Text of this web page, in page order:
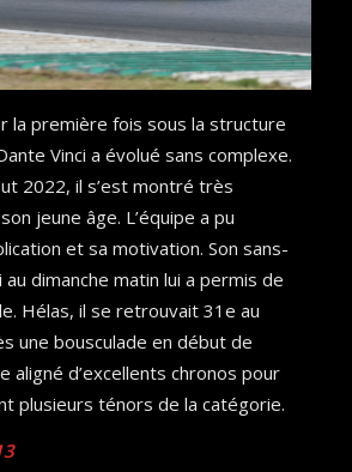
la première fois sous la structure
Vinci a évolué sans complexe.
2022, il s’est montré très
jeune âge. L’équipe a pu
et sa motivation. Son sans-
dimanche matin lui a permis de
Hélas, il se retrouvait 31e au
une bousculade en début de
aligné d’excellents chronos pour
plusieurs ténors de la catégorie.